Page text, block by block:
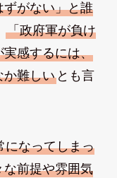
がない」と誰
「政府軍が負け
感するには、
か難しいとも言
になってしまっ
前提や雰囲気